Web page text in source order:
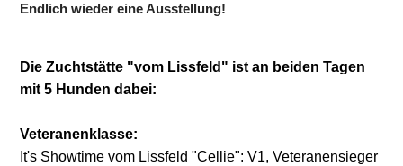
Endlich wieder eine Ausstellung!
Die Zuchtstätte "vom Lissfeld" ist an beiden Tagen
mit 5 Hunden dabei:
Veteranenklasse:
It's Showtime vom Lissfeld "Cellie": V1, Veteranensieger